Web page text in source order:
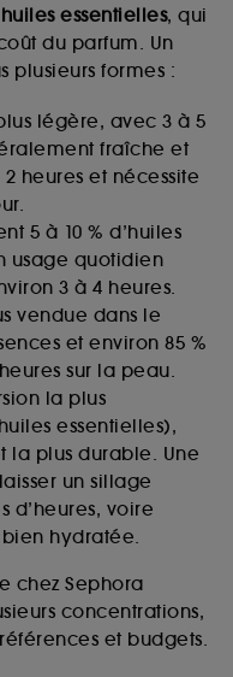
essentielles, qui
du parfum. Un
plusieurs formes :
légère, avec 3 à 5
fraîche et
heures et nécessite
5 à 10 % d’huiles
usage quotidien
3 à 4 heures.
vendue dans le
et environ 85 %
sur la peau.
la plus
essentielles),
la plus durable. Une
un sillage
d’heures, voire
bien hydratée.
chez Sephora
concentrations,
et budgets.